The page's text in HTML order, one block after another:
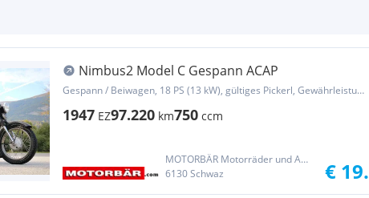
Nimbus2 Model C Gespann ACAP
Gespann / Beiwagen, 18 PS (13 kW), gültiges Pickerl, Gewährleistung
1947 EZ97.220 km750 ccm
MOTORBÄR Motorräder und Automobile Handelsgesellschaft m.b.H.
6130 Schwaz
€